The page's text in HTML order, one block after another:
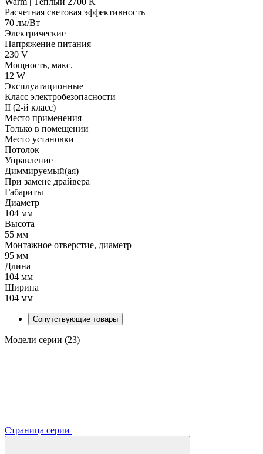
Расчетная световая эффективность
70 лм/Вт
Электрические
Напряжение питания
230 V
Мощность, макс.
12 W
Эксплуатационные
Класс электробезопасности
II (2-й класс)
Место применения
Только в помещении
Место установки
Потолок
Управление
Диммируемый(ая)
При замене драйвера
Габариты
Диаметр
104 мм
Высота
55 мм
Монтажное отверстие, диаметр
95 мм
Длина
104 мм
Ширина
104 мм
Сопутствующие товары
Модели серии (23)
Страница серии